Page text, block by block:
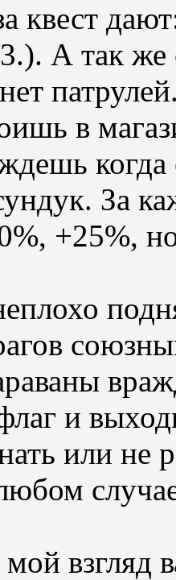
квест
А так же
в
За
+25%,
и
или не
взгляд